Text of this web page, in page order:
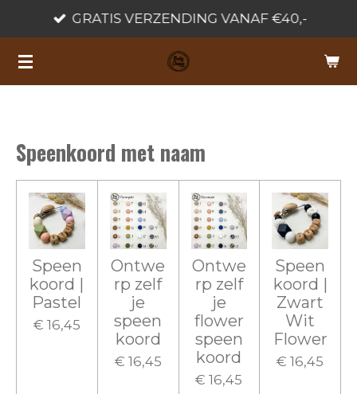
direct
naar
de
GRATIS VERZENDING VANAF €40,-
Speenkoord met naam
Speen
koord |
Pastel
€ 16,45
Ontwe
rp zelf
je
speen
koord
€ 16,45
Ontwe
rp zelf
je
flower
speen
koord
€ 16,45
Speen
koord |
Zwart
Wit
Flower
€ 16,45